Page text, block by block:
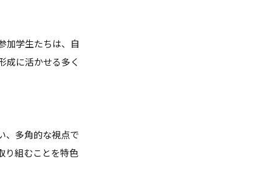
加学生たちは、自
成に活かせる多く
、多角的な視点で
り組むことを特色